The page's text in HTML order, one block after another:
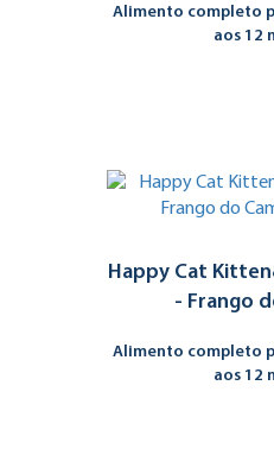
Alimento completo
aos 12
Happy Cat
- Frango
Alimento completo
aos 12